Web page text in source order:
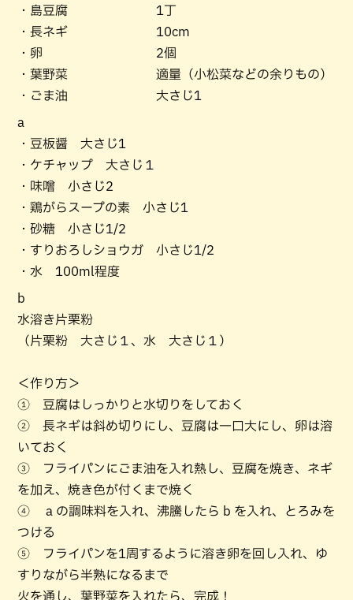
・島豆腐 1丁
・長ネギ 10cm
・卵 2個
・葉野菜 適量（小松菜などの余りもの）
・ごま油 大さじ1
a
・豆板醤 大さじ1
・ケチャップ 大さじ１
・味噌 小さじ2
・鶏がらスープの素 小さじ1
・砂糖 小さじ1/2
・すりおろしショウガ 小さじ1/2
・水 100ml程度
b
水溶き片栗粉
（片栗粉 大さじ１、水 大さじ１）
＜作り方＞
① 豆腐はしっかりと水切りをしておく
② 長ネギは斜め切りにし、豆腐は一口大にし、卵は溶
いておく
③ フライパンにごま油を入れ熱し、豆腐を焼き、ネギ
を加え、焼き色が付くまで焼く
④ a の調味料を入れ、沸騰したら b を入れ、とろみを
つける
⑤ フライパンを1周するように溶き卵を回し入れ、ゆ
すりながら半熟になるまで
火を通し、葉野菜を入れたら、完成！